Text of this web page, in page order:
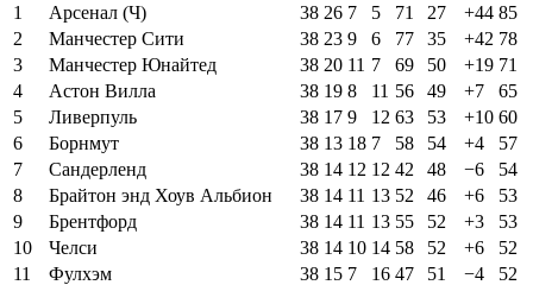
1
Арсенал (Ч) 38 26 7 5 71 27 +44 85
2
Манчестер Сити 38 23 9 6 77 35 +42 78
3
Манчестер Юнайтед 38 20 11 7 69 50 +19 71
4
Астон Вилла 38 19 8 11 56 49 +7
65
5
Ливерпуль 38 17 9 12 63 53 +10 60
6
Борнмут 38 13 18 7 58 54 +4
57
7
Сандерленд 38 14 12 12 42 48 −6
54
8
Брайтон энд Хоув Альбион 38 14 11 13 52 46 +6
53
9
Брентфорд 38 14 11 13 55 52 +3
53
10
Челси 38 14 10 14 58 52 +6
52
11
Фулхэм 38 15 7 16 47 51 −4
52